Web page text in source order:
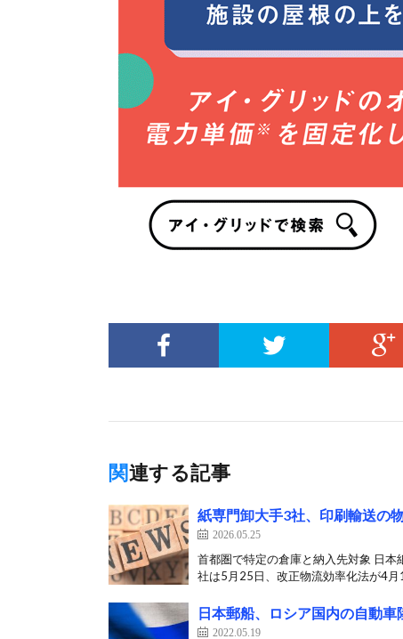
関連する記事
紙専門卸大手3社、印刷輸送の
2026.05.25
首都圏で特定の倉庫と納入先対象 日
社は5月25日、改正物流効率化法が4
日本郵船、ロシア国内の自動
2022.05.19